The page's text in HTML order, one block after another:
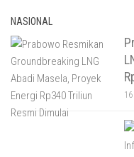
NASIONAL